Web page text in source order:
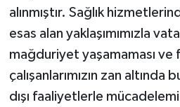
alınmıştır. Sağlık
esas alan yaklaşımımızla
mağduriyet yaşamaması ve
çalışanlarımızın zan altında
dışı faaliyetlerle